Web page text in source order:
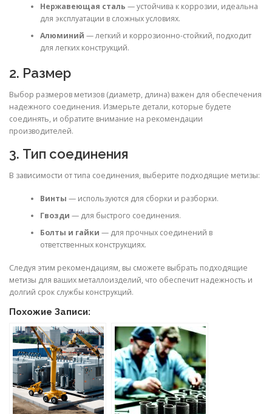
Нержавеющая сталь — устойчива к коррозии, идеальна
для эксплуатации в сложных условиях.
Алюминий — легкий и коррозионно-стойкий, подходит
для легких конструкций.
2. Размер
Выбор размеров метизов (диаметр, длина) важен для обеспечения
надежного соединения. Измерьте детали, которые будете
соединять, и обратите внимание на рекомендации
производителей.
3. Тип соединения
В зависимости от типа соединения, выберите подходящие метизы:
Винты — используются для сборки и разборки.
Гвозди — для быстрого соединения.
Болты и гайки — для прочных соединений в
ответственных конструкциях.
Следуя этим рекомендациям, вы сможете выбрать подходящие
метизы для ваших металлоизделий, что обеспечит надежность и
долгий срок службы конструкций.
Похожие Записи: